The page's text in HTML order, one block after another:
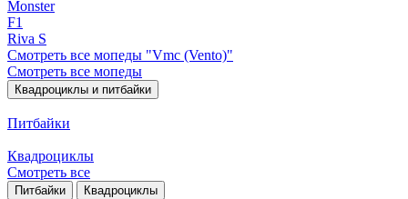
Monster
F1
Riva S
Смотреть все мопеды "Vmc (Vento)"
Смотреть все мопеды
Квадроциклы и питбайки
Питбайки
Квадроциклы
Смотреть все
Питбайки Квадроциклы